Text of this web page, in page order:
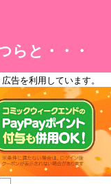
らと・・・
告を利用しています。